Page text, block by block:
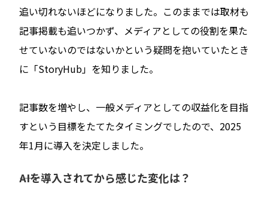
追い切れないほどになりました。このままでは取材も
記事掲載も追いつかず、メディアとしての役割を果た
せていないのではないかという疑問を抱いていたとき
に「StoryHub」を知りました。
記事数を増やし、一般メディアとしての収益化を目指
すという目標をたてたタイミングでしたので、2025
年1月に導入を決定しました。
――AIを導入されてから感じた変化は？